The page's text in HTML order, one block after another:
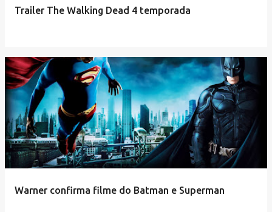
Trailer The Walking Dead 4 temporada
Warner confirma filme do Batman e Superman